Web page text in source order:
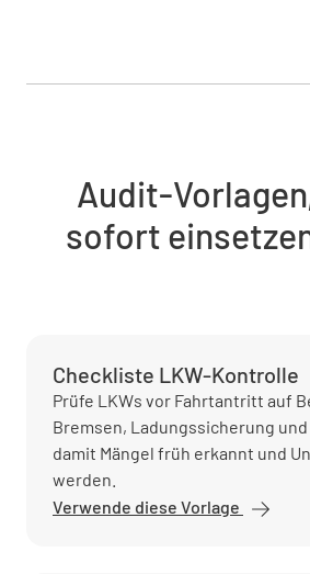
Audit-
sofort
Checkliste LKW-Kontrolle
Prüfe LKWs vor Fahrtantritt auf
Bremsen, Ladungssicherung
damit Mängel früh erkannt und
werden.
Verwende diese Vorlage